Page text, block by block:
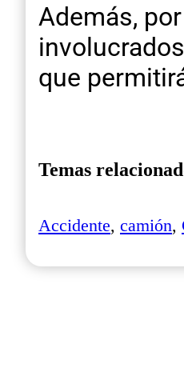
Además,
que
Temas
Accidente, camión,